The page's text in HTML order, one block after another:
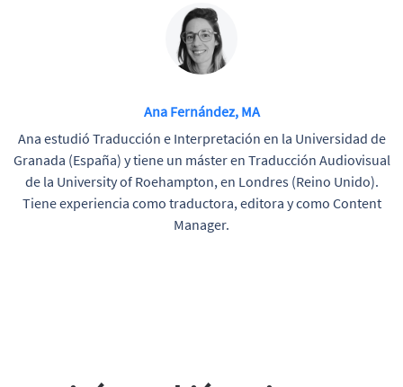
Ana Fernández, MA
Ana estudió Traducción e Interpretación en la Universidad de
Granada (España) y tiene un máster en Traducción Audiovisual
de la University of Roehampton, en Londres (Reino Unido).
Tiene experiencia como traductora, editora y como Content
Manager.